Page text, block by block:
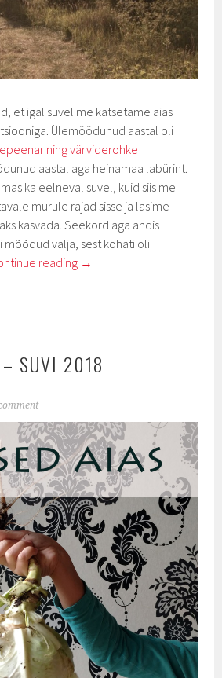
et igal suvel me katsetame aias
Ülemöödunud aastal oli
ning värviderohke
aastal aga heinamaa labürint.
ka eelneval suvel, kuid siis me
murule rajad sisse ja lasime
kasvada. Seekord aga andis
mõõdud välja, sest kohati oli
reading →
– SUVI 2018